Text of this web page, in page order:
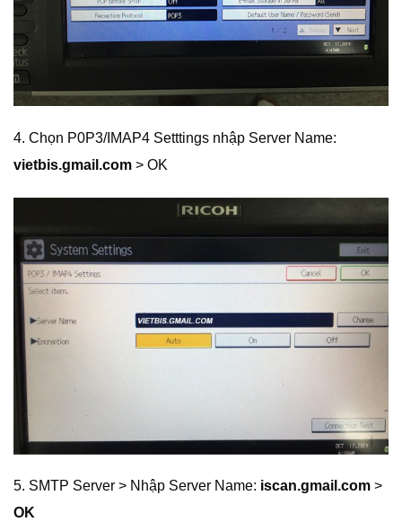
4. Chọn P0P3/IMAP4 Setttings nhập Server Name:
vietbis.gmail.com > OK
5. SMTP Server > Nhập Server Name: iscan.gmail.com >
OK